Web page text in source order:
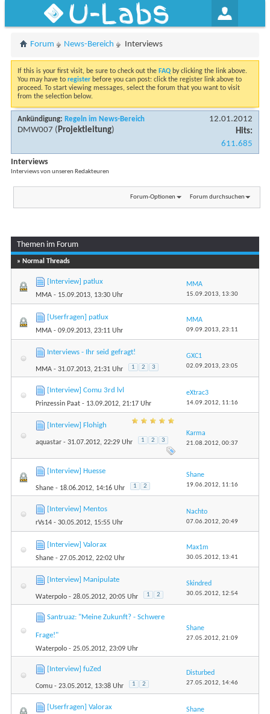
U-Labs
Forum News-Bereich Interviews
If this is your first visit, be sure to check out the FAQ by clicking the link above.
You may have to register before you can post: click the register link above to
proceed. To start viewing messages, select the forum that you want to visit
from the selection below.
Ankündigung: Regeln im News-Bereich
DMW007 (Projektleitung)
12.01.2012
Hits:
611.685
Interviews
Interviews von unseren Redakteuren
Forum-Optionen Forum durchsuchen
Themen im Forum
» Normal Threads
[Interview] patlux
MMA - 15.09.2013, 13:30 Uhr
MMA
15.09.2013, 13:30
[Userfragen] patlux
MMA - 09.09.2013, 23:11 Uhr
MMA
09.09.2013, 23:11
Interviews - Ihr seid gefragt!
MMA - 31.07.2013, 21:31 Uhr 1 2 3
GXC1
02.09.2013, 23:05
[Interview] Comu 3rd lvl
Prinzessin Paat - 13.09.2012, 21:17 Uhr
eXtrac3
14.09.2012, 11:16
[Interview] Flohigh
aquastar - 31.07.2012, 22:29 Uhr 1 2 3
Karma
21.08.2012, 00:37
[Interview] Huesse
Shane - 18.06.2012, 14:16 Uhr 1 2
Shane
19.06.2012, 11:16
[Interview] Mentos
rVs14 - 30.05.2012, 15:55 Uhr
Nachto
07.06.2012, 20:49
[Interview] Valorax
Shane - 27.05.2012, 22:02 Uhr
Max1m
30.05.2012, 13:41
[Interview] Manipulate
Waterpolo - 28.05.2012, 20:05 Uhr 1 2
Skindred
30.05.2012, 12:54
Santruaz: "Meine Zukunft? - Schwere
Frage!"
Waterpolo - 25.05.2012, 23:09 Uhr
Shane
27.05.2012, 21:09
[Interview] fuZed
Comu - 23.05.2012, 13:38 Uhr 1 2
Disturbed
27.05.2012, 14:46
[Userfragen] Valorax Shane